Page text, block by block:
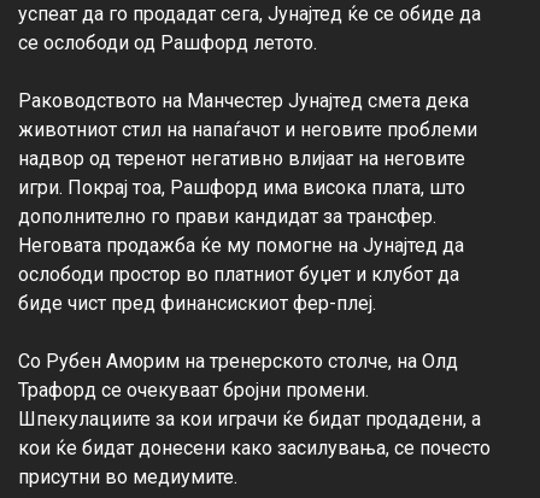
успеат да го продадат сега, Јунајтед ќе се обиде да
се ослободи од Рашфорд летото.
Раководството на Манчестер Јунајтед смета дека
животниот стил на напаѓачот и неговите проблеми
надвор од теренот негативно влијаат на неговите
игри. Покрај тоа, Рашфорд има висока плата, што
дополнително го прави кандидат за трансфер.
Неговата продажба ќе му помогне на Јунајтед да
ослободи простор во платниот буџет и клубот да
биде чист пред финансискиот фер-плеј.
Со Рубен Аморим на тренерското столче, на Олд
Трафорд се очекуваат бројни промени.
Шпекулациите за кои играчи ќе бидат продадени, а
кои ќе бидат донесени како засилувања, се почесто
присутни во медиумите.